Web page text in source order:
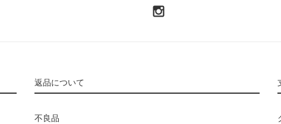
返品について
不良品